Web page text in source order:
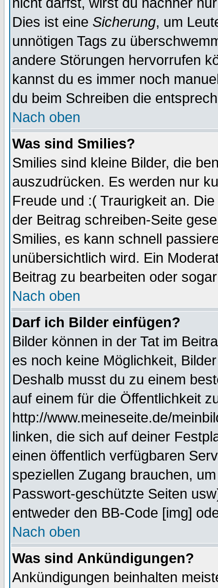
Dies ist eine Sicherung, um
unnötigen Tags zu
andere Störungen hervorrufen
kannst du es immer noch
du beim Schreiben die
Nach oben
Was sind Smilies?
Smilies sind kleine Bilder, die
auszudrücken. Es werden nur
Freude und :( Traurigkeit an.
der Beitrag schreiben-Seite
Smilies, es kann schnell
unübersichtlich wird. Ein
Beitrag zu bearbeiten oder
Nach oben
Darf ich Bilder einfügen?
Bilder können in der Tat im
es noch keine Möglichkeit,
Deshalb musst du zu einem
auf einem für die Öffentlichkeit
http://www.meineseite.de/
linken, die sich auf deiner
einen öffentlich verfügbaren
speziellen Zugang brauchen,
Passwort-geschützte Seiten
entweder den BB-Code [img]
Nach oben
Was sind Ankündigungen?
Ankündigungen beinhalten